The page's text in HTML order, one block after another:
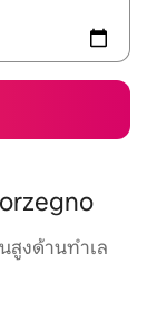
สูงด้านทำเล